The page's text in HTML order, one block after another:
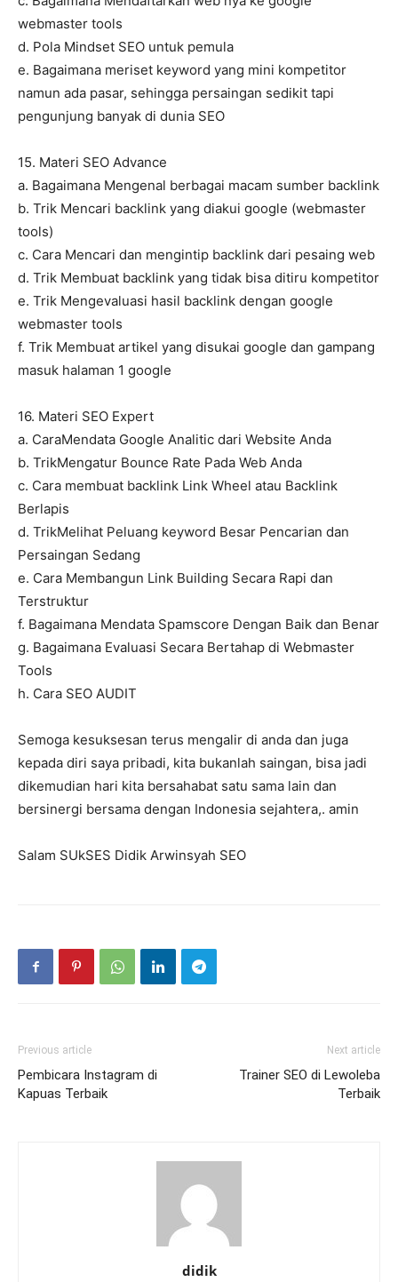
webmaster tools
d. Pola Mindset SEO untuk pemula
e. Bagaimana meriset keyword yang mini kompetitor
namun ada pasar, sehingga persaingan sedikit tapi
pengunjung banyak di dunia SEO
15. Materi SEO Advance
a. Bagaimana Mengenal berbagai macam sumber backlink
b. Trik Mencari backlink yang diakui google (webmaster
tools)
c. Cara Mencari dan mengintip backlink dari pesaing web
d. Trik Membuat backlink yang tidak bisa ditiru kompetitor
e. Trik Mengevaluasi hasil backlink dengan google
webmaster tools
f. Trik Membuat artikel yang disukai google dan gampang
masuk halaman 1 google
16. Materi SEO Expert
a. CaraMendata Google Analitic dari Website Anda
b. TrikMengatur Bounce Rate Pada Web Anda
c. Cara membuat backlink Link Wheel atau Backlink
Berlapis
d. TrikMelihat Peluang keyword Besar Pencarian dan
Persaingan Sedang
e. Cara Membangun Link Building Secara Rapi dan
Terstruktur
f. Bagaimana Mendata Spamscore Dengan Baik dan Benar
g. Bagaimana Evaluasi Secara Bertahap di Webmaster
Tools
h. Cara SEO AUDIT
Semoga kesuksesan terus mengalir di anda dan juga
kepada diri saya pribadi, kita bukanlah saingan, bisa jadi
dikemudian hari kita bersahabat satu sama lain dan
bersinergi bersama dengan Indonesia sejahtera,. amin
Salam SUkSES Didik Arwinsyah SEO
Previous article
Pembicara Instagram di
Kapuas Terbaik
Next article
Trainer SEO di Lewoleba
Terbaik
didik